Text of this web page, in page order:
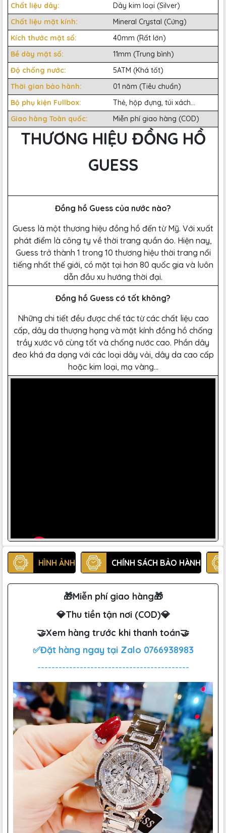
Chất liệu dây:
Dây kim loại (Silver)
Chất liệu mặt kính:
Mineral Crystal (Cứng)
Kích thước mặt số:
40mm (Rất lớn)
Bề dày mặt số:
11mm (Trung bình)
Độ chống nước:
5ATM (Khá tốt)
Thời gian bảo hành:
01 năm (Tiêu chuẩn)
Bộ phụ kiện Fullbox:
Thẻ, hộp đựng, túi xách...
Giao hàng Toàn quốc:
Miễn phí giao hàng (COD)
THƯƠNG HIỆU ĐỒNG HỒ
GUESS
Đồng hồ Guess của nước nào?
Guess là một thương hiệu đồng hồ đến từ Mỹ. Với xuất
phát điểm là công ty về thời trang quần áo. Hiện nay,
Guess trở thành 1 trong 10 thương hiệu thời trang nổi
tiếng nhất thế giới, có mặt tại hơn 80 quốc gia và luôn
dẫn đầu xu hướng thời đại.
Đồng hồ Guess có tốt không?
Những chi tiết đều được chế tác từ các chất liệu cao
cấp, dây da thượng hạng và mặt kính đồng hồ chống
trầy xước vô cùng tốt và chống nước cao. Phần dây
đeo khá đa dạng với các loại dây vải, dây da cao cấp
hoặc kim loại, mạ vàng…
HÌNH ẢNH CHÍNH SÁCH BẢO HÀNH
🎁Miễn phí giao hàng🎁
💎Thu tiền tận nơi (COD)💎
🤝Xem hàng trước khi thanh toán🤝
✅Đặt hàng ngay tại Zalo 0766938983
-------------------------------------------